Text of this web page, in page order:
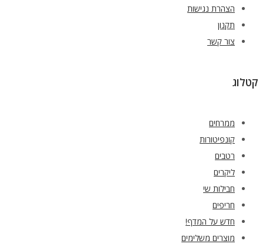
הצהרת נגישות
תקנון
צור קשר
קטלוג
ממרחים
קונפיטורות
רטבים
ליקרים
חבילות שי
חריפים
חדש על המדף!
מוצרים משלימים